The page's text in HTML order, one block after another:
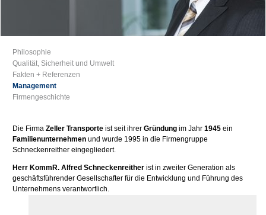
Philosophie
Qualität, Sicherheit und Umwelt
Fakten + Referenzen
Management
Firmengeschichte
Die Firma Zeller Transporte ist seit ihrer Gründung im Jahr 1945 ein
Familienunternehmen und wurde 1995 in die Firmengruppe
Schneckenreither eingegliedert.
Herr KommR. Alfred Schneckenreither ist in zweiter Generation als
geschäftsführender Gesellschafter für die Entwicklung und Führung des
Unternehmens verantwortlich.